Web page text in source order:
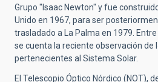
Grupo "Isaac Newton" y fue
Unido en 1967, para ser
trasladado a La Palma en 1979.
se cuenta la reciente observación de
pertenecientes al Sistema Solar.
El Telescopio Óptico Nórdico (NOT),